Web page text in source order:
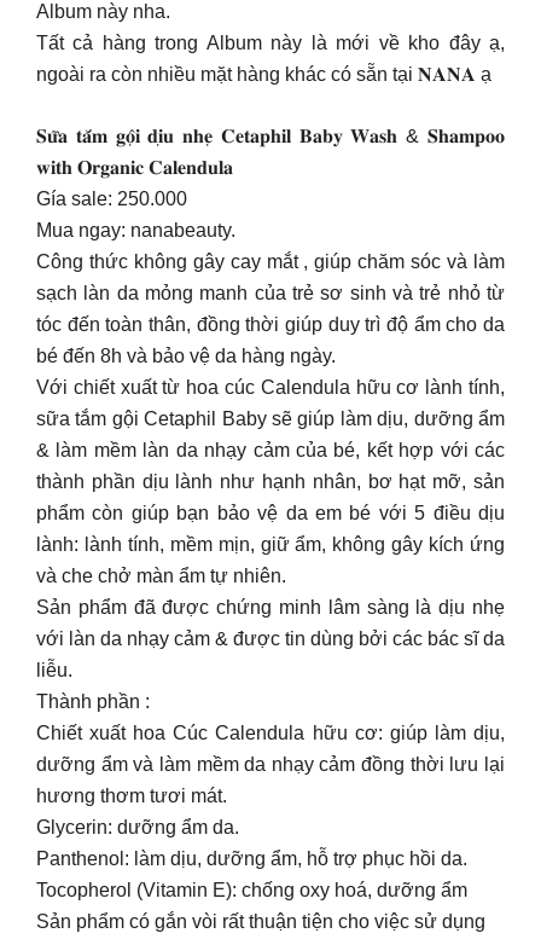
Album này nha.
Tất cả hàng trong Album này là mới về kho đây ạ,
ngoài ra còn nhiều mặt hàng khác có sẵn tại 𝐍𝐀𝐍𝐀 ạ
𝐒𝐮̛̃𝐚 𝐭𝐚̆́𝐦 𝐠𝐨̣̂𝐢 𝐝𝐢̣𝐮 𝐧𝐡𝐞̣ 𝐂𝐞𝐭𝐚𝐩𝐡𝐢𝐥 𝐁𝐚𝐛𝐲 𝐖𝐚𝐬𝐡 & 𝐒𝐡𝐚𝐦𝐩𝐨𝐨
𝐰𝐢𝐭𝐡 𝐎𝐫𝐠𝐚𝐧𝐢𝐜 𝐂𝐚𝐥𝐞𝐧𝐝𝐮𝐥𝐚
Gía sale: 250.000
Mua ngay: nanabeauty.
Công thức không gây cay mắt , giúp chăm sóc và làm
sạch làn da mỏng manh của trẻ sơ sinh và trẻ nhỏ từ
tóc đến toàn thân, đồng thời giúp duy trì độ ẩm cho da
bé đến 8h và bảo vệ da hàng ngày.
Với chiết xuất từ hoa cúc Calendula hữu cơ lành tính,
sữa tắm gội Cetaphil Baby sẽ giúp làm dịu, dưỡng ẩm
& làm mềm làn da nhạy cảm của bé, kết hợp với các
thành phần dịu lành như hạnh nhân, bơ hạt mỡ, sản
phẩm còn giúp bạn bảo vệ da em bé với 5 điều dịu
lành: lành tính, mềm mịn, giữ ẩm, không gây kích ứng
và che chở màn ẩm tự nhiên.
Sản phẩm đã được chứng minh lâm sàng là dịu nhẹ
với làn da nhạy cảm & được tin dùng bởi các bác sĩ da
liễu.
Thành phần :
Chiết xuất hoa Cúc Calendula hữu cơ: giúp làm dịu,
dưỡng ẩm và làm mềm da nhạy cảm đồng thời lưu lại
hương thơm tươi mát.
Glycerin: dưỡng ẩm da.
Panthenol: làm dịu, dưỡng ẩm, hỗ trợ phục hồi da.
Tocopherol (Vitamin E): chống oxy hoá, dưỡng ẩm
Sản phẩm có gắn vòi rất thuận tiện cho việc sử dụng